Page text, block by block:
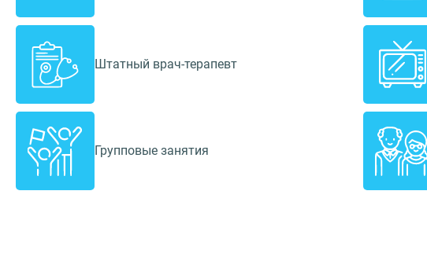
Штатный врач-терапевт
Групповые занятия